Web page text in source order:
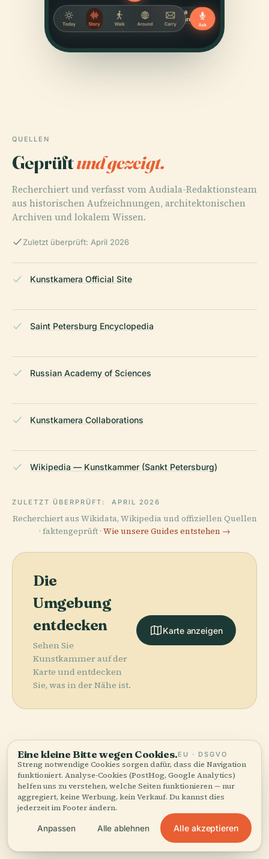
QUELLEN
Geprüftund gezeigt.
Recherchiert und verfasst vom Audiala-Redaktionsteam
aus historischen Aufzeichnungen, architektonischen
Archiven und lokalem Wissen.
Zuletzt überprüft: April 2026
Kunstkamera Official Site
Saint Petersburg Encyclopedia
Russian Academy of Sciences
Kunstkamera Collaborations
Wikipedia — Kunstkammer (Sankt Petersburg)
ZULETZT ÜBERPRÜFT: APRIL 2026
Recherchiert aus Wikidata, Wikipedia und offiziellen Quellen
· faktengeprüft · Wie unsere Guides entstehen →
Die
Umgebung
entdecken
Sehen Sie
Kunstkammer auf der
Karte und entdecken
Sie, was in der Nähe ist.
Karte anzeigen
More inSankt
Petersburg.
137 Orte zu entdecken — ein paar, die sich gut
kombinieren lassen.
PLACE PLACE
Palastplatz
Eine kleine Bitte wegen Cookies.EU · DSGVO
Streng notwendige Cookies sorgen dafür, dass die Navigation
funktioniert. Analyse-Cookies (PostHog, Google Analytics)
helfen uns zu verstehen, welche Seiten funktionieren — nur
aggregiert, keine Werbung, kein Verkauf. Du kannst dies
jederzeit im Footer ändern.
Anpassen Alle ablehnen Alle akzeptieren